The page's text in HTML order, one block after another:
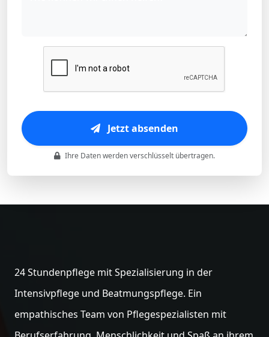
Jetzt absenden
Ihre Daten werden verschlüsselt übertragen.
24 Stundenpflege mit Spezialisierung in der
Intensivpflege und Beatmungspflege. Ein
empathisches Team von Pflegespezialisten mit